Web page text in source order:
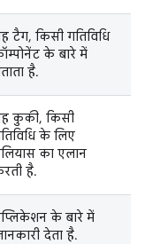
टैग, किसी गतिविधि
के बारे में
है.
कुकी, किसी
के लिए
का एलान
है.
के बारे में
देता है.